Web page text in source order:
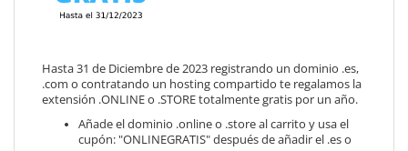
Hasta 31 de Diciembre de 2023 registrando un dominio .es,
.com o contratando un hosting compartido te regalamos la
extensión .ONLINE o .STORE totalmente gratis por un año.
Añade el dominio .online o .store al carrito y usa el
cupón: "ONLINEGRATIS" después de añadir el .es o